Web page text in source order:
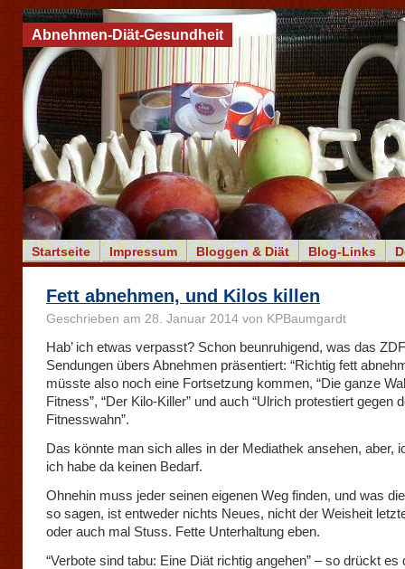
Startseite Impressum Bloggen & Diät Blog-Links
Abnehmen-Diät-Gesundheit
Fett abnehmen, und Kilos killen
Geschrieben am 28. Januar 2014 von KPBaumgardt
Hab’ ich etwas verpasst? Schon beunruhigend, was das
Sendungen übers Abnehmen präsentiert: “Richtig fett
müsste also noch eine Fortsetzung kommen, “Die ganze
Fitness”, “Der Kilo-Killer” und auch “Ulrich protestiert gegen
Fitnesswahn”.
Das könnte man sich alles in der Mediathek ansehen, aber,
ich habe da keinen Bedarf.
Ohnehin muss jeder seinen eigenen Weg finden, und was
so sagen, ist entweder nichts Neues, nicht der Weisheit
oder auch mal Stuss. Fette Unterhaltung eben.
“Verbote sind tabu: Eine Diät richtig angehen” – so drückt es